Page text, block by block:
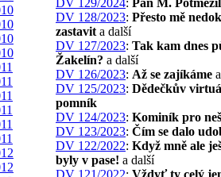
DV 128/2023: Přesto mě
zastavit a další
DV 127/2023: Tak kam dnes
Žakelín? a další
DV 126/2023: Až se zajíkáme
DV 125/2023: Dědečkův
pomník
DV 124/2023: Kominík pro
DV 123/2023: Čím se dalo
DV 122/2022: Když mně ale
byly v pase! a další
DV 121/2022: Vždyť ty celý